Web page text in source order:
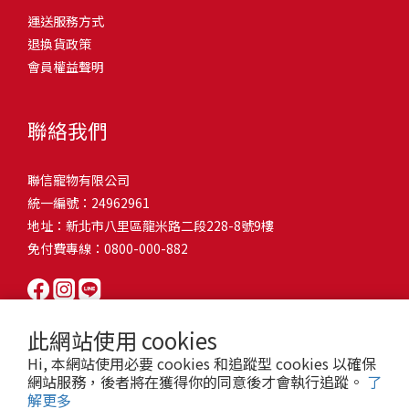
此網站使用 cookies
Hi, 本網站使用必要 cookies 和追蹤型 cookies 以確保
網站服務，後者將在獲得你的同意後才會執行追蹤。 了
解更多
和獨立能力。 幼犬訓練常見問題Q1: 幾個月大的幼犬最適合開始訓
練？A: 訓練可從幼犬到家首日開始（約8-10週大）。3-16週是社會
化黃金期，每次訓練控制在5-10分鐘內。Q2: 幼犬如廁訓練需要多久
屬啃咬玩具作替代品，發現不當啃咬時堅定說「不」，並引導至適
尿尿？A: 建立固定如廁時間表，成功時立即獎勵。限制活動範圍並
密切監督。意外發生時不責罵，使用專用除臭劑徹底清理。Q5: 幼犬
一直吠叫怎麼辦？A: 找出原因（尋求注意力、警戒、焦慮）。訓練
「安靜」指令，停止吠叫時獎勵。避免對吠叫作出反應，確保充分
向獎勵比懲罰更有效且健康。懲罰可能導致恐懼或攻擊行為，破壞
狗狗怎麼辦？A: 循序漸進社交化，從友善成犬開始。不強迫互動，
正面經驗後給予獎勵。考慮參加專業幼犬社交課程。Q8: 幼犬分離焦
慮要如何處理？A: 練習短暫分離，逐漸延長。離開和返家時保持低
調。提供能分散注意力的玩具，建立可預測的離家儀式。每隻幼犬
熱，水分流失快，腸道可能變得敏感，導致糞便變軟或拉稀。如果
換季時沒有適當調整環境，貓咪的腸胃就可能跟著「鬧脾氣」。冬
天注意保暖，提供暖墊、厚毯，避免冷風直吹。夏天補充水分，可
像是開冷氣又突然關掉，容易讓貓咪腸胃受影響。重點提醒：換季
時，記得關心貓咪的腸胃狀況，適當調整環境，幫助毛孩適應！ 貓
有血絲、異味特別重，那就要小心可能是 寄生蟲感染（如蛔蟲、鈎
蟲、球蟲）或腸胃炎、腸道疾病。這類情況會影響營養吸收，長期
下來甚至可能造成貓咪消瘦、免疫力下降。定期驅蟲（幼貓建議每
月一次，成貓每 3~6 個月一次）。觀察貓咪精神狀態，如果還伴隨
嘔吐、食慾下降，務必儘早就醫。重點提醒：如果貓咪拉肚子超過 2
天，或糞便異常，應立即帶去獸醫院檢查！ 貓咪拉肚子原因5. 情緒
壓力影響腸胃壓力不只影響人類，也會影響貓咪的腸胃！過度緊
張、焦慮、驚嚇（如煙火聲、大聲喧嘩），都可能讓貓咪拉肚子。
尤其是個性敏感的貓咪，對變化的適應力比較低，壓力一大，腸胃
就先「罷工」。減少壓力來源，盡量讓貓咪的作息固定。給貓咪陪
活中輕鬆改善看到滿屋子的貓毛是不是很抓狂？別擔心！其實只要
透過一些簡單的日常照護方式，就能有效減少貓咪掉毛情況。從梳
毛、洗澡到增加互動和營養調整，這些小撇步不僅能幫助貓咪維持
行動吧！ 預防貓掉毛方法1：勤勞梳毛養貓必備神器就是各種梳子
啦！勤勞梳毛是最直接有效的掉毛控制方法。定期梳理可以幫貓咪
髮打結和皮膚問題。建議週期：短毛貓每週梳1-2次，長毛貓則建議
2-3天梳一次。挑選合適的梳具也很重要，可以準備橡膠刷、鬃毛刷
或專用脫毛梳，依照毛質選擇。記得將梳毛變成愉快的日常儀式，
不僅能增加你們的互動時間，也讓貓咪享受被梳理的舒適感！預防
貓掉毛方法2：定期洗澡「貓咪會自己清潔，不需要洗澡」這個想法
其實不完全正確哦！適當的洗澡能幫助貓咪清除死毛和皮屑，減少
澡頻率不宜過高，一般室內貓咪1-3個月洗一次就足夠，過度洗澡反
而會造成皮膚乾燥。選擇專為貓咪設計的溫和洗毛精，洗後一定要
完全吹乾，避免濕毛造成皮膚問題。如果貓咪特別害怕洗澡，可以
的紙箱。建議一開始可以購買單價較低的入門款，觀察一下貓咪的
使用狀況，再考慮購買「豪宅」！ 項目費用用品貓碗$300貓窩
$500貓跳台$1,500貓砂盆$500貓抓板$300外出籠$1,000一次性養貓
咪是非常需要安全感的動物，可以準備一個專屬他的「寶座」，當
花費3：貓跳台貓咪雖然不需要外出進行放電，但在家中還是需要擺
放高度適合的貓跳台提供貓咪玩耍，貓跳台與貓窩相同，能給予貓
咪對於環境的安全感。一次性養貓用品相關花費4：貓砂盆貓咪排泄
用品，可選擇合適貓咪體型大小，不宜過小。一次性養貓用品相關
想，需要準備一個能夠讓牠們放肆磨爪的貓抓板。一次性養貓用品
時，外出籠就非常重要，平常也可以適度讓貓咪適應外出籠，避免
緊急情況時，貓咪過度抗拒。總結來說貓咪在健康及用品的一次性
費用大約落在 $ 7900~ $ 11600不等。雖說金額看起來不少，但以上
運送服務方式
退換貨政策
會員權益聲明
聯絡我們
聯信寵物有限公司
統一編號：24962961
地址：新北市八里區龍米路二段228-8號9樓
免付費專線：0800-000-882